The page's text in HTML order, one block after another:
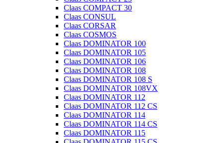
Claas COMPACT 30
Claas CONSUL
Claas CORSAR
Claas COSMOS
Claas DOMINATOR 100
Claas DOMINATOR 105
Claas DOMINATOR 106
Claas DOMINATOR 108
Claas DOMINATOR 108 S
Claas DOMINATOR 108VX
Claas DOMINATOR 112
Claas DOMINATOR 112 CS
Claas DOMINATOR 114
Claas DOMINATOR 114 CS
Claas DOMINATOR 115